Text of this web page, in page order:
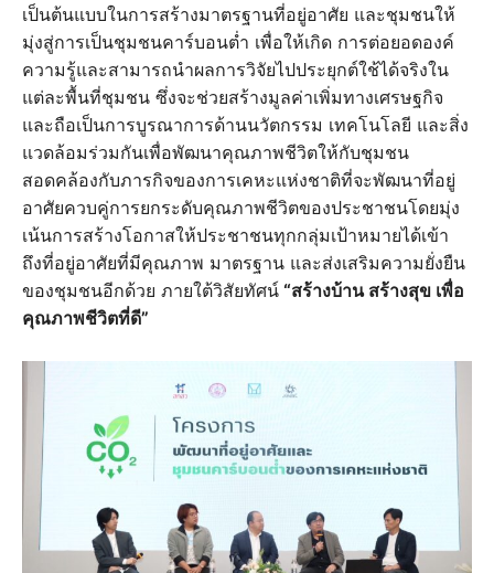
เป็นต้นแบบในการสร้างมาตรฐานที่อยู่อาศัย และชุมชนให้
มุ่งสู่การเป็นชุมชนคาร์บอนต่ำ เพื่อให้เกิด การต่อยอดองค์
ความรู้และสามารถนำผลการวิจัยไปประยุกต์ใช้ได้จริงใน
แต่ละพื้นที่ชุมชน ซึ่งจะช่วยสร้างมูลค่าเพิ่มทางเศรษฐกิจ
และถือเป็นการบูรณาการด้านนวัตกรรม เทคโนโลยี และสิ่ง
แวดล้อมร่วมกันเพื่อพัฒนาคุณภาพชีวิตให้กับชุมชน
สอดคล้องกับภารกิจของการเคหะแห่งชาติที่จะพัฒนาที่อยู่
อาศัยควบคู่การยกระดับคุณภาพชีวิตของประชาชนโดยมุ่ง
เน้นการสร้างโอกาสให้ประชาชนทุกกลุ่มเป้าหมายได้เข้า
ถึงที่อยู่อาศัยที่มีคุณภาพ มาตรฐาน และส่งเสริมความยั่งยืน
ของชุมชนอีกด้วย ภายใต้วิสัยทัศน์ “สร้างบ้าน สร้างสุข เพื่อ
คุณภาพชีวิตที่ดี”